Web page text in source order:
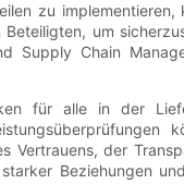
zu
um
Chain
für alle in der
der
Beziehungen